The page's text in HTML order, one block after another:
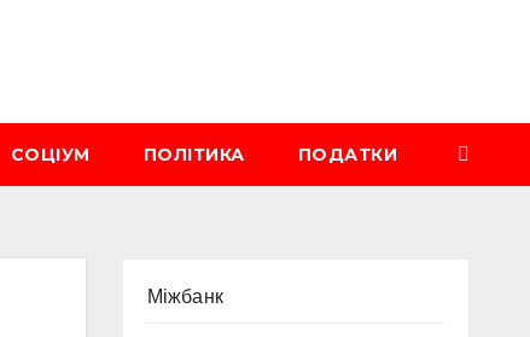
СОЦІУМ ПОЛІТИКА ПОДАТКИ
Міжбанк